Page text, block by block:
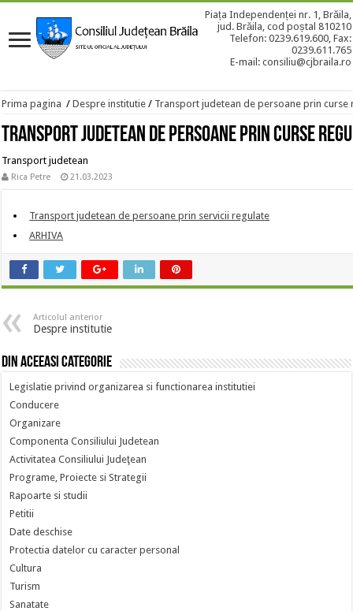
Piața Independenței nr. 1, Brăila,
jud. Brăila, cod poștal 810210
Telefon: 0239.619.600, Fax:
0239.611.765
E-mail: consiliu@cjbraila.ro
Prima pagina / Despre institutie / Transport judetean de persoane prin curse
Transport judetean de persoane prin curse
Transport judetean
Rica Petre 21.03.2023
Transport judetean de persoane prin servicii regulate
ARHIVA
Articolul anterior
Despre institutie
Din aceeasi categorie
Legislatie privind organizarea si functionarea institutiei
Conducere
Organizare
Componenta Consiliului Judetean
Activitatea Consiliului Judeţean
Programe, Proiecte si Strategii
Rapoarte si studii
Petitii
Date deschise
Protectia datelor cu caracter personal
Cultura
Turism
Sanatate